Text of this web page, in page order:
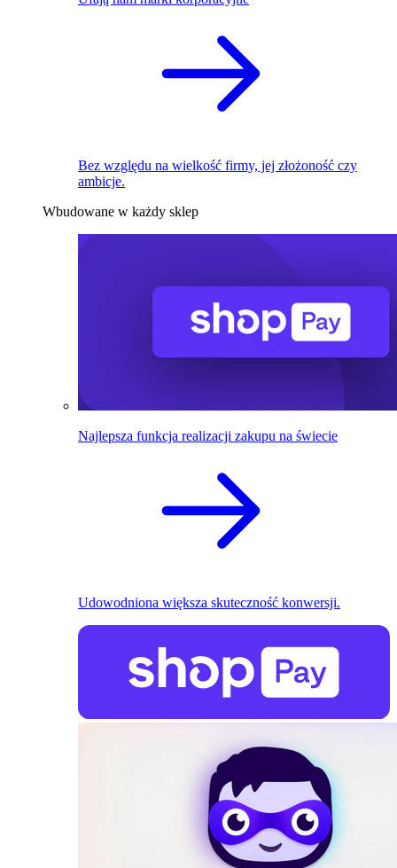
Bez względu na wielkość firmy, jej złożoność czy
ambicje.
Wbudowane w każdy sklep
Najlepsza funkcja realizacji zakupu na świecie
Udowodniona większa skuteczność konwersji.